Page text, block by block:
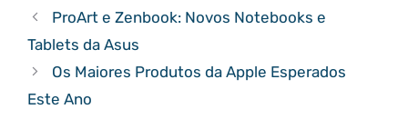
ProArt e Zenbook: Novos Notebooks e
Tablets da Asus
Os Maiores Produtos da Apple Esperados
Este Ano